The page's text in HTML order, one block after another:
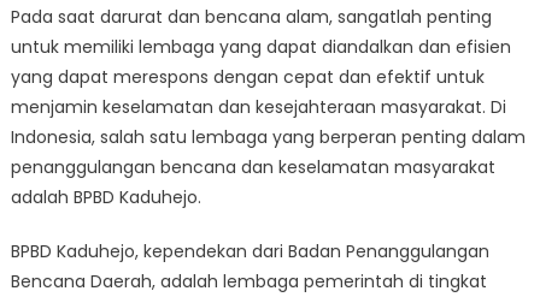
Peran
Penting
BPBD
Kaduhejo
Dalam
Menjamin
Keamanan
Pada saat darurat dan bencana alam, sangatlah penting
untuk memiliki lembaga yang dapat diandalkan dan efisien
yang dapat merespons dengan cepat dan efektif untuk
menjamin keselamatan dan kesejahteraan masyarakat. Di
Indonesia, salah satu lembaga yang berperan penting dalam
penanggulangan bencana dan keselamatan masyarakat
adalah BPBD Kaduhejo.
BPBD Kaduhejo, kependekan dari Badan Penanggulangan
Bencana Daerah, adalah lembaga pemerintah di tingkat